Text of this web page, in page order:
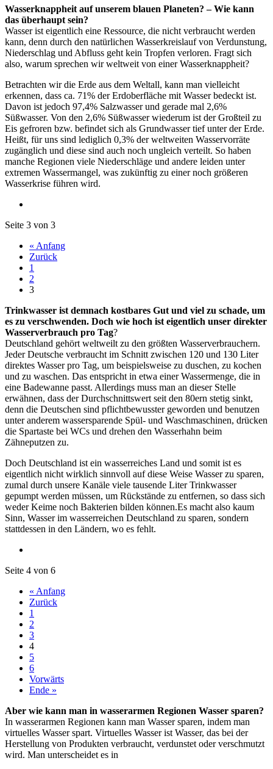
Wasserknappheit auf unserem blauen Planeten? – Wie kann
das überhaupt sein?
Wasser ist eigentlich eine Ressource, die nicht verbraucht werden
kann, denn durch den natürlichen Wasserkreislauf von Verdunstung,
Niederschlag und Abfluss geht kein Tropfen verloren. Fragt sich
also, warum sprechen wir weltweit von einer Wasserknappheit?
Betrachten wir die Erde aus dem Weltall, kann man vielleicht
erkennen, dass ca. 71% der Erdoberfläche mit Wasser bedeckt ist.
Davon ist jedoch 97,4% Salzwasser und gerade mal 2,6%
Süßwasser. Von den 2,6% Süßwasser wiederum ist der Großteil zu
Eis gefroren bzw. befindet sich als Grundwasser tief unter der Erde.
Heißt, für uns sind lediglich 0,3% der weltweiten Wasservorräte
zugänglich und diese sind auch noch ungleich verteilt. So haben
manche Regionen viele Niederschläge und andere leiden unter
extremen Wassermangel, was zukünftig zu einer noch größeren
Wasserkrise führen wird.
Seite 3 von 3
« Anfang
Zurück
1
2
3
Trinkwasser ist demnach kostbares Gut und viel zu schade, um
es zu verschwenden. Doch wie hoch ist eigentlich unser direkter
Wasserverbrauch pro Tag?
Deutschland gehört weltweilt zu den größten Wasserverbrauchern.
Jeder Deutsche verbraucht im Schnitt zwischen 120 und 130 Liter
direktes Wasser pro Tag, um beispielsweise zu duschen, zu kochen
und zu waschen. Das entspricht in etwa einer Wassermenge, die in
eine Badewanne passt. Allerdings muss man an dieser Stelle
erwähnen, dass der Durchschnittswert seit den 80ern stetig sinkt,
denn die Deutschen sind pflichtbewusster geworden und benutzen
unter anderem wassersparende Spül- und Waschmaschinen, drücken
die Spartaste bei WCs und drehen den Wasserhahn beim
Zähneputzen zu.
Doch Deutschland ist ein wasserreiches Land und somit ist es
eigentlich nicht wirklich sinnvoll auf diese Weise Wasser zu sparen,
zumal durch unsere Kanäle viele tausende Liter Trinkwasser
gepumpt werden müssen, um Rückstände zu entfernen, so dass sich
weder Keime noch Bakterien bilden können.Es macht also kaum
Sinn, Wasser im wasserreichen Deutschland zu sparen, sondern
stattdessen in den Ländern, wo es fehlt.
Seite 4 von 6
« Anfang
Zurück
1
2
3
4
5
6
Vorwärts
Ende »
Aber wie kann man in wasserarmen Regionen Wasser sparen?
In wasserarmen Regionen kann man Wasser sparen, indem man
virtuelles Wasser spart. Virtuelles Wasser ist Wasser, das bei der
Herstellung von Produkten verbraucht, verdunstet oder verschmutzt
wird. Man unterscheidet es in